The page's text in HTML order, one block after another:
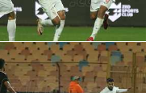
سعودي في الجول
الدوري الإنجليزي
الدوري الإسباني